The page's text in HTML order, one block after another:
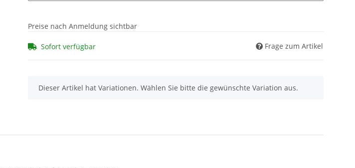
Preise nach Anmeldung sichtbar
Sofort verfügbar Frage zum Artikel
x
Dieser Artikel hat Variationen. Wählen Sie bitte die gewünschte Variation aus.